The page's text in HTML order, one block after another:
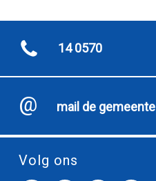
14 0570
mail de gemeente
Volg ons